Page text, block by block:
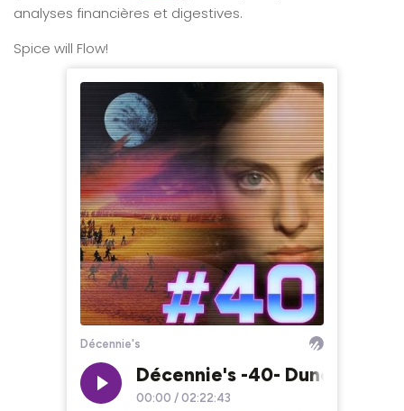
analyses financières et digestives.
Spice will Flow!